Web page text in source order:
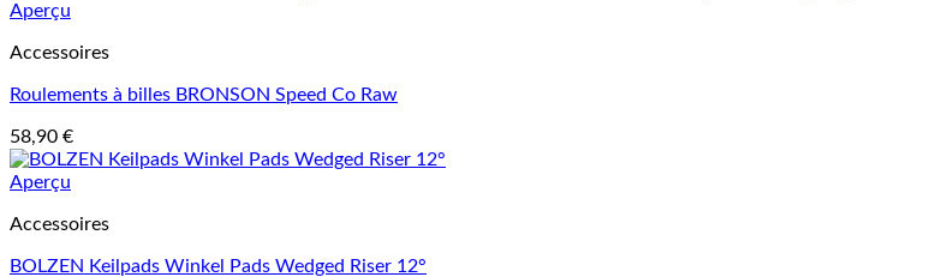
Aperçu
Accessoires
Roulements à billes BRONSON Speed Co Raw
58,90 €
Aperçu
Accessoires
BOLZEN Keilpads Winkel Pads Wedged Riser 12°